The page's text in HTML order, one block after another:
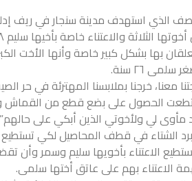
الذي استهدف مدينة سنجار في ريف
متعلقان بها بشكل كبير خاصة وأنها الأخت
٢٦ سنة.
خرجنا بملابسنا المهترئة في حر
الحصول على بضع قطع من
مأوى لي ولأخوتي الذين أبكي على حالهم”
الشتاء في قطف المحاصيل لكي تستطيع
الاعتناء بأخويها سليم وسمر وأن
الاعتناء بهم على عاتق أختها سلمى.